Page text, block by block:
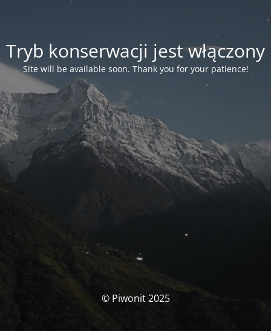
Tryb konserwacji jest włączony
Site will be available soon. Thank you for your patience!
© Piwonit 2025